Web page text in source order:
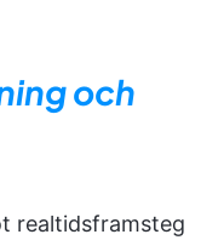
och
realtidsframsteg